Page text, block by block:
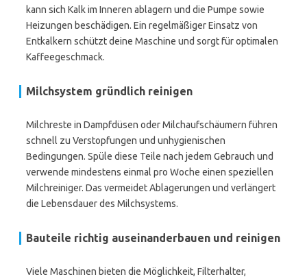
kann sich Kalk im Inneren ablagern und die Pumpe sowie
Heizungen beschädigen. Ein regelmäßiger Einsatz von
Entkalkern schützt deine Maschine und sorgt für optimalen
Kaffeegeschmack.
Milchsystem gründlich reinigen
Milchreste in Dampfdüsen oder Milchaufschäumern führen
schnell zu Verstopfungen und unhygienischen
Bedingungen. Spüle diese Teile nach jedem Gebrauch und
verwende mindestens einmal pro Woche einen speziellen
Milchreiniger. Das vermeidet Ablagerungen und verlängert
die Lebensdauer des Milchsystems.
Bauteile richtig auseinanderbauen und reinigen
Viele Maschinen bieten die Möglichkeit, Filterhalter,